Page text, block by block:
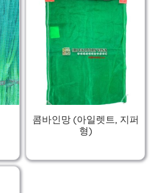
콤바인망 (아일렛트, 지퍼
형)